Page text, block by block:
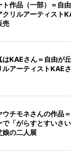
ト作品（一部）＝自
クリルアーティスト
売
はKAEさん＝自由が
ルアーティストKAE
ウチモネさんの作品
で「がらすとすいさ
娘の二人展